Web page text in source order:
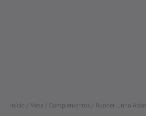
Início / Mesa / Complementos / Runner Linho